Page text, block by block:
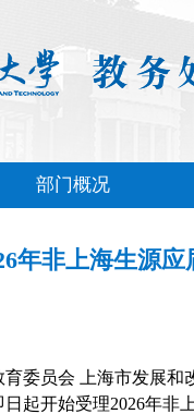
部门概况
年非上海生源
委员会 上海市发展和
日起开始受理2026年非